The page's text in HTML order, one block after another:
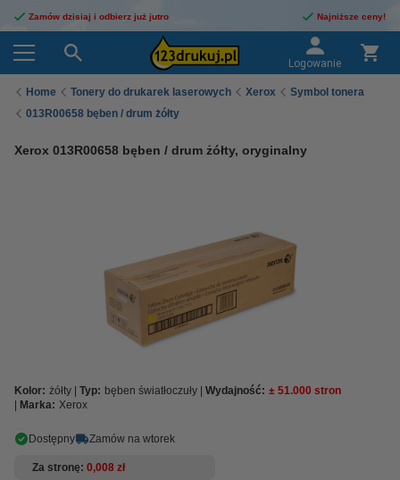
Zamów dzisiaj i odbierz już jutro Najniższe ceny!
Logowanie
Home Tonery do drukarek laserowych Xerox
Symbol tonera
013R00658 bęben / drum żółty
Xerox 013R00658 bęben / drum żółty, oryginalny
Kolor: żółty Typ: bęben światłoczuły Wydajność: ± 51.000 stron
Marka: Xerox
Dostępny Zamów na wtorek
Za stronę 0,008 zł